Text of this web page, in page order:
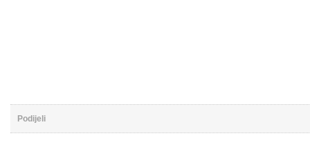
Podijeli